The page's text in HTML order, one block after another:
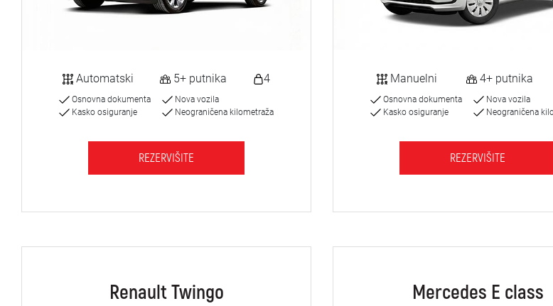
Automatski 5+ putnika 4
Osnovna dokumenta
Kasko osiguranje
Nova vozila
Neograničena kilometraža
REZERVIŠITE
Manuelni 4+ putnika
Osnovna dokumenta
Kasko osiguranje
Nova vozila
Neograničena
REZERVIŠITE
Renault Twingo Mercedes E class